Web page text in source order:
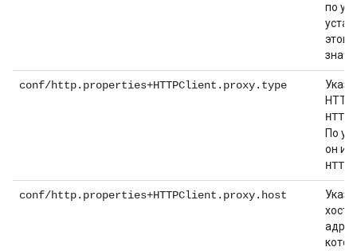
по
conf/http.properties+HTTPClient.proxy.type
HTTP
По
он
HTTP
conf/http.properties+HTTPClient.proxy.host